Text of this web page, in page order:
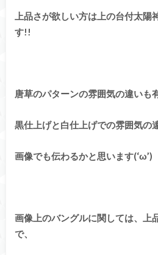
上品さが欲しい方は上の台付太陽
す!!
唐草のパターンの雰囲気の違いも
黒仕上げと白仕上げでの雰囲気の
画像でも伝わるかと思います(‘ω’)
画像上のバングルに関しては、上
で、